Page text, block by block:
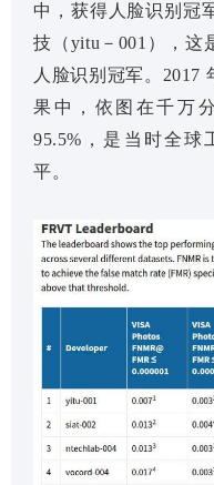
中，获得人脸识别冠
技（yitu－001），这
人脸识别冠军。2017
果中，依图在千万
95.5%，是当时全球
平。